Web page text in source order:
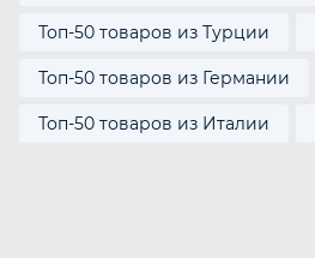
Топ-50 товаров из Турции
Топ-50 товаров из Германии
Топ-50 товаров из Италии